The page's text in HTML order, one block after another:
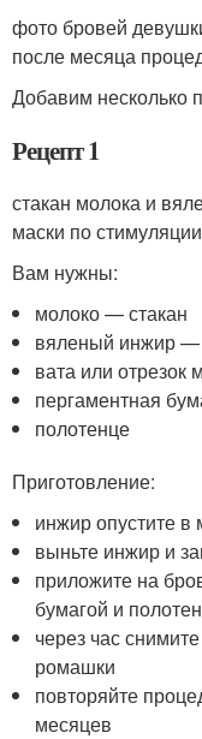
фото бровей
после месяца
Добавим несколько
Рецепт 1
стакан молока и
маски по
Вам нужны:
молоко — стакан
вяленый инжир —
вата или отрезок
пергаментная
полотенце
Приготовление:
инжир опустите в
выньте инжир и
приложите на
бумагой и
через час
ромашки
повторяйте
месяцев